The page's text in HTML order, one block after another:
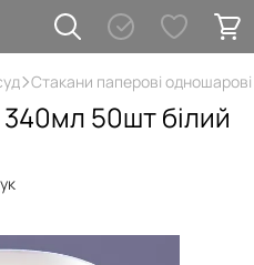
Стакани паперові одношарові
50шт білий